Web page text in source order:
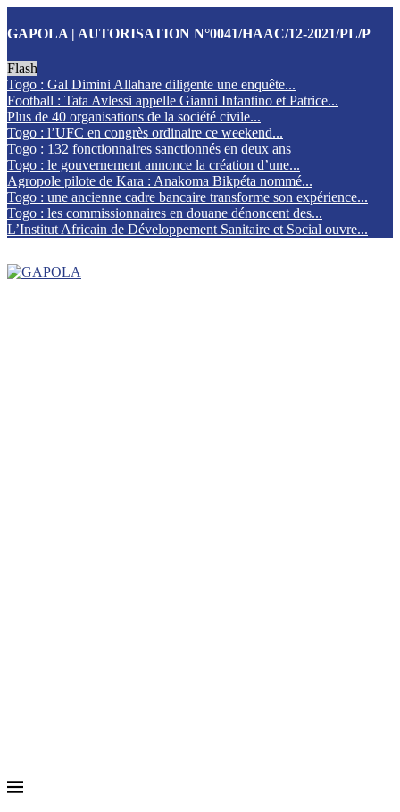
GAPOLA | AUTORISATION N°0041/HAAC/12-2021/PL/P
Flash
Togo : Gal Dimini Allahare diligente une enquête...
Football : Tata Avlessi appelle Gianni Infantino et Patrice...
Plus de 40 organisations de la société civile...
Togo : l’UFC en congrès ordinaire ce weekend...
Togo : 132 fonctionnaires sanctionnés en deux ans
Togo : le gouvernement annonce la création d’une...
Agropole pilote de Kara : Anakoma Bikpéta nommé...
Togo : une ancienne cadre bancaire transforme son expérience...
Togo : les commissionnaires en douane dénoncent des...
L’Institut Africain de Développement Sanitaire et Social ouvre...